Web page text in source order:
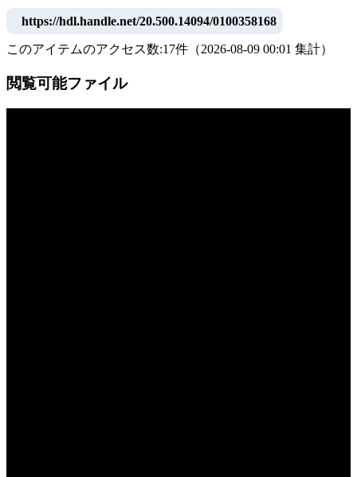
https://hdl.handle.net/20.500.14094/0100358168
このアイテムのアクセス数:17件 （2026-08-09 00:01 集計）
閲覧可能ファイル